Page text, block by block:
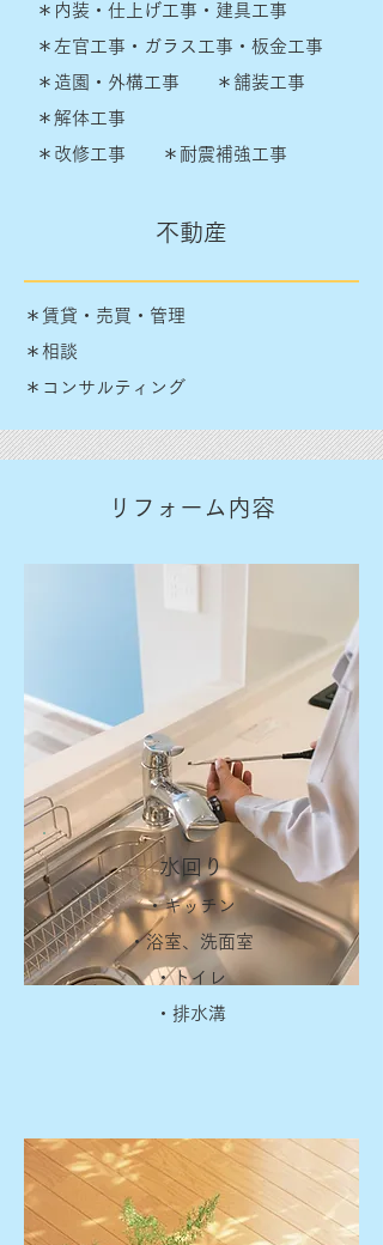
＊内装・仕上げ工事・建具工事
＊左官工事・ガラス工事・板金工事
＊造園・外構工事 ＊舗装工事
＊解体工事
＊改修工事 ＊耐震補強工事
不動産
＊賃貸・売買・管理
＊相談
＊コンサルティング
リフォーム内容
水回り
・キッチン
・浴室、洗面室
・トイレ
・排水溝